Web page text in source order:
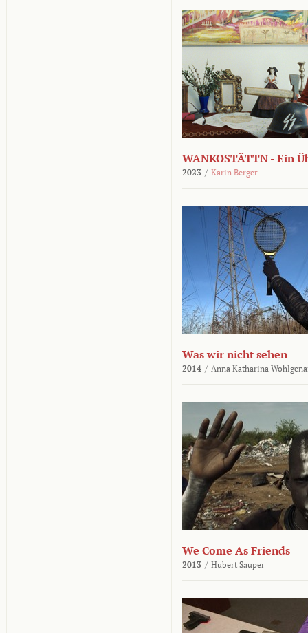
WANKOSTÄTTN - Ein
2023 / Karin Berger
Was wir nicht sehen
2014 / Anna Katharina
We Come As Friends
2013 / Hubert Sauper